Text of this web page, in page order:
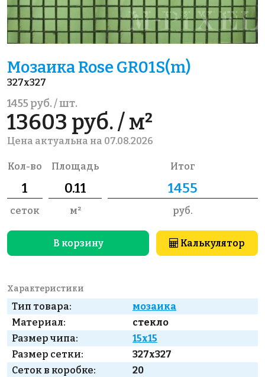
Мозаика Rose GR01S(m)
327x327
1455 руб. / шт.
13603 руб. / м²
Цена актуальна на 07.08.2026
Кол-во
сеток
Площадь
м²
Итог
руб.
В корзину Калькулятор
Характеристики
Тип товара:
мозаика
Материал:
стекло
Размер чипа:
15x15
Размер сетки:
327x327
Сеток в коробке:
20